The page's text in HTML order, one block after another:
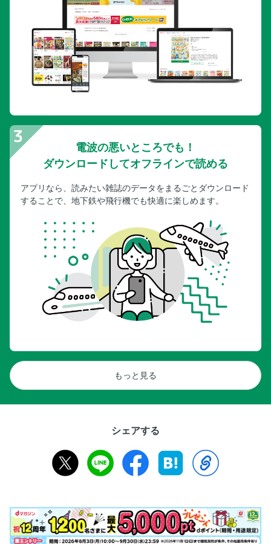
京都駅・伏見稲荷周辺／まだあるおすすめスポット！／梅小
路エリアの2大注目スポットへ！
二条城・京都御所周辺
二条城・京都御所周辺／元離宮二条城
二条城・京都御所周辺／京都御所／京都御苑／京都仙洞御所
／京都迎賓館
い周辺スポット
二条城・京都御所周辺／下鴨神社／上賀茂神社
金閣寺周辺／金閣寺
金閣寺周辺／龍安寺
金閣寺周辺／金閣寺とあわせて行きたい周辺スポット
金閣寺周辺／金閣寺周辺からひと足のばして 太秦へ
銀閣寺周辺
銀閣寺周辺／銀閣寺
銀閣寺周辺／哲学の道てくてくさんぽ
銀閣寺周辺／南禅寺／平安神宮
銀閣寺周辺／銀閣寺とあわせて行きたい周辺スポット
ひと足のばして京都郊外へ
ひと足のばして京都郊外へ／1宇治
ひと足のばして京都郊外へ／5高山寺周辺／6醍醐
ひと足のばして京都郊外へ／7伏見／8大原野
ひと足のばして京都郊外へ／9長岡京
京の宿／2体験ステイ／3京都のホテル
京都交通ガイド／1京都へのアクセス
電波の悪いところでも！
ダウンロードしてオフラインで読める
アプリなら、読みたい雑誌のデータをまるごとダウンロード
することで、地下鉄や飛行機でも快適に楽しめます。
もっと見る
シェアする